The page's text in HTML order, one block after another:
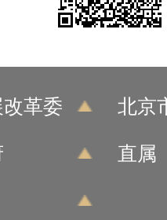
革委 北京
直属